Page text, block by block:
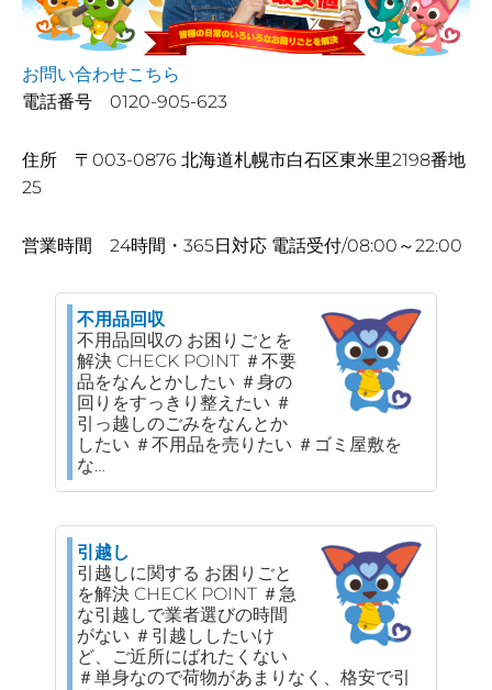
お問い合わせこちら
電話番号 0120-905-623
住所 〒003-0876 北海道札幌市白石区東米里2198番地
25
営業時間 24時間・365日対応 電話受付/08:00～22:00
不用品回収
不用品回収の お困りごとを
解決 CHECK POINT ＃不要
品をなんとかしたい ＃身の
回りをすっきり整えたい ＃
引っ越しのごみをなんとか
したい ＃不用品を売りたい ＃ゴミ屋敷を
な…
引越し
引越しに関する お困りごと
を解決 CHECK POINT ＃急
な引越しで業者選びの時間
がない ＃引越ししたいけ
ど、ご近所にばれたくない
＃単身なので荷物があまりなく、格安で引